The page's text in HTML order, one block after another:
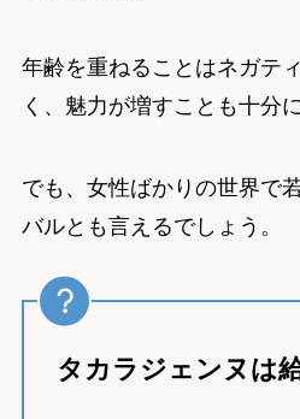
年齢を重ねることはネガテ
く、魅力が増すことも十分
でも、女性ばかりの世界で
バルとも言えるでしょう。
タカラジェンヌは